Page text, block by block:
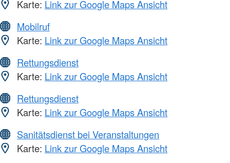
Karte: Link zur Google Maps Ansicht
Mobilruf
Karte: Link zur Google Maps Ansicht
Rettungsdienst
Karte: Link zur Google Maps Ansicht
Rettungsdienst
Karte: Link zur Google Maps Ansicht
Sanitätsdienst bei Veranstaltungen
Karte: Link zur Google Maps Ansicht